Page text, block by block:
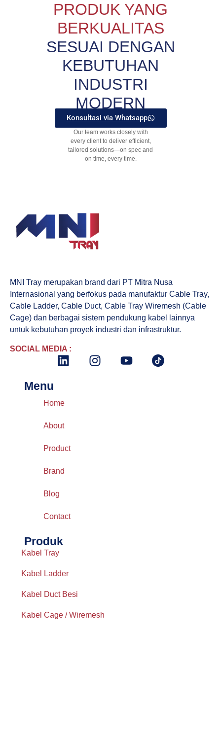
PRODUK YANG
BERKUALITAS
SESUAI DENGAN
KEBUTUHAN
INDUSTRI
MODERN
Konsultasi via Whatsapp
Our team works closely with
every client to deliver efficient,
tailored solutions—on spec and
on time, every time.
MNI Tray merupakan brand dari PT Mitra Nusa
Internasional yang berfokus pada manufaktur Cable Tray,
Cable Ladder, Cable Duct, Cable Tray Wiremesh (Cable
Cage) dan berbagai sistem pendukung kabel lainnya
untuk kebutuhan proyek industri dan infrastruktur.
SOCIAL MEDIA :
Menu
Home
About
Product
Brand
Blog
Contact
Produk
Kabel Tray
Kabel Ladder
Kabel Duct Besi
Kabel Cage / Wiremesh